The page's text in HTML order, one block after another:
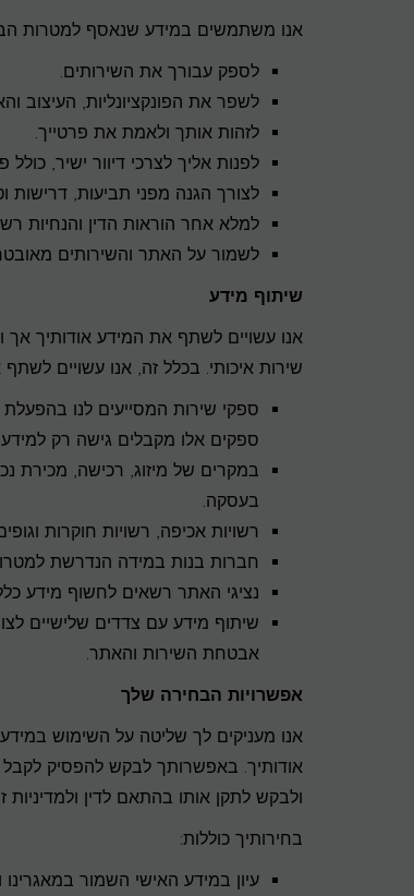
אנו משתמשים במידע שנאסף למטרות
לספק עבורך את השירותים.
לשפר את הפונקציונליות, העיצוב
לזהות אותך ולאמת את פרטייך.
לפנות אליך לצרכי דיוור ישיר,
לצורך הגנה מפני תביעות, דרישות
למלא אחר הוראות הדין והנחיות
לשמור על האתר והשירותים
שיתוף מידע
אנו עשויים לשתף את המידע אודותיך
שירות איכותי. בכלל זה, אנו עשויים
ספקי שירות המסייעים לנו
ספקים אלו מקבלים גישה רק
במקרים של מיזוג, רכישה, מכירת
בעסקה.
רשויות אכיפה, רשויות חוקרות
חברות בנות במידה הנדרשת למטרות
נציגי האתר רשאים לחשוף מידע
שיתוף מידע עם צדדים שלישיים
אבטחת השירות והאתר.
אפשרויות הבחירה שלך
אנו מעניקים לך שליטה על השימוש
אודותיך. באפשרותך לבקש להפסיק לקבל
ולבקש לתקן אותו בהתאם לדין ולמדיניות
בחירותיך כוללות:
עיון במידע האישי השמור